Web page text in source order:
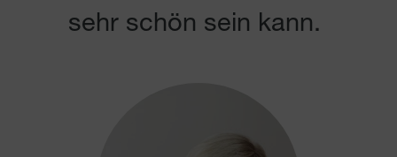
sehr schön sein kann.